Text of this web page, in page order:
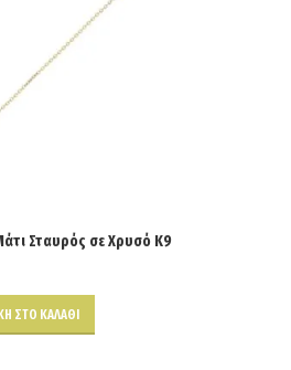
Σταυρός σε Χρυσό Κ9
ΣΤΟ ΚΑΛΆΘΙ